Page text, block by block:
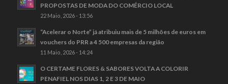
PROPOSTAS DE MODA DO COMÉRCIO LOCAL
22 Maio, 2026 - 13:56
“Acelerar o Norte” já atribuiu mais de 5 milhões de euros em
vouchers do PRR a 4 500 empresas da região
11 Maio, 2026 - 14:24
O CERTAME FLORES & SABORES VOLTA A COLORIR
PENAFIEL NOS DIAS 1, 2 E 3 DE MAIO